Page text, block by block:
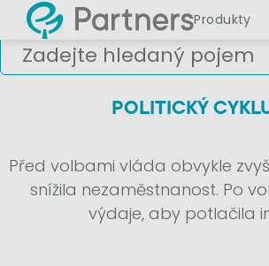
Produkty
POLITICKÝ
Před volbami vláda obvykle
snížila nezaměstnanost. Po
výdaje, aby potlačila